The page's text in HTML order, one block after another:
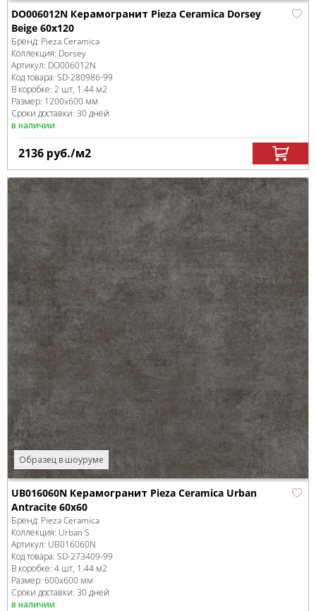
DO006012N Керамогранит Pieza Ceramica Dorsey
Beige 60х120
Бренд: Pieza Ceramica
Коллекция: Dorsey
Артикул: DO006012N
Код товара: SD-280986-99
В коробке: 2 шт, 1.44 м2
Размер: 1200x600 мм
Сроки доставки: 30 дней
в наличии
2136 руб./м2
Образец в шоуруме
UB016060N Керамогранит Pieza Ceramica Urban
Antracite 60х60
Бренд: Pieza Ceramica
Коллекция: Urban S
Артикул: UB016060N
Код товара: SD-273409-99
В коробке: 4 шт, 1.44 м2
Размер: 600x600 мм
Сроки доставки: 30 дней
в наличии